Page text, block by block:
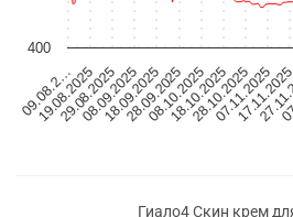
09.08.2…
19.08.2025
29.08.2025
08.09.2025
18.09.2025
28.09.2025
08.10.2025
18.10.2025
28.10.2025
07.11.2025
400
Гиало4 Скин крем